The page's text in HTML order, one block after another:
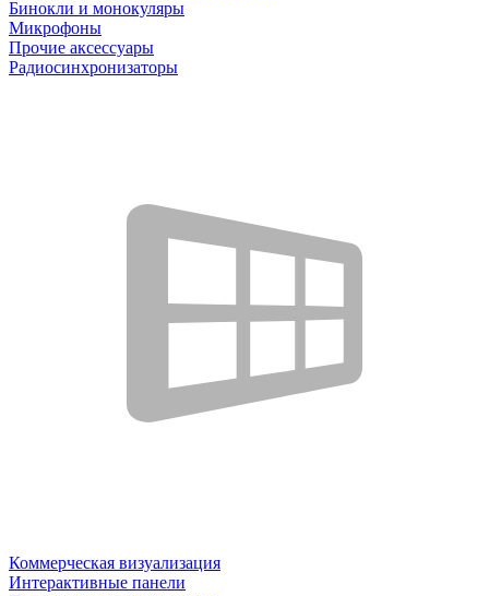
Бинокли и монокуляры
Микрофоны
Прочие аксессуары
Радиосинхронизаторы
Коммерческая визуализация
Интерактивные панели